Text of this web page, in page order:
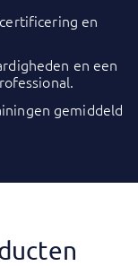
en
en een
gemiddeld